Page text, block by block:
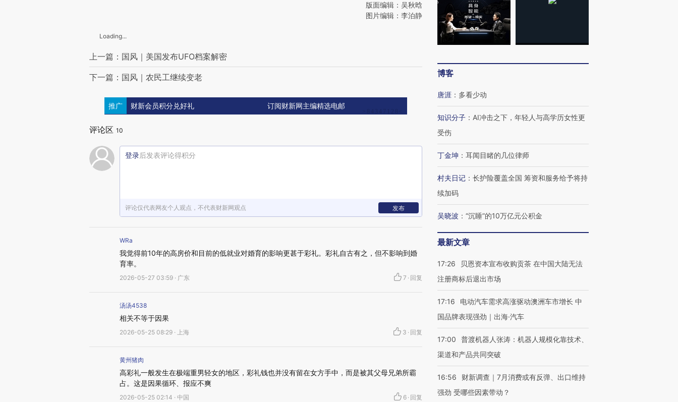
版面编辑：吴秋晗
图片编辑：李泊静
Loading...
上一篇：国风｜美国发布UFO档案解密
下一篇：国风｜农民工继续变老
推广 财新会员积分兑好礼 订阅财新网主编精选电邮
评论区 10
登录后发表评论得积分
评论仅代表网友个人观点，不代表财新网观点 发布
WRa
我觉得前10年的高房价和目前的低就业对婚育的影响更甚于彩礼。彩礼自古有之，但不影响到婚
育率。
2026-05-27 03:59 · 广东 7 · 回复
汤汤4538
相关不等于因果
2026-05-25 08:29 · 上海 3 · 回复
黄州猪肉
高彩礼一般发生在极端重男轻女的地区，彩礼钱也并没有留在女方手中，而是被其父母兄弟所霸
占。这是因果循环、报应不爽
2026-05-25 02:14 · 中国 6 · 回复
博客
唐涯 ： 多看少动
知识分子 ： AI冲击之下，年轻人与高学历女性更
受伤
丁金坤 ： 耳闻目睹的几位律师
村夫日记 ： 长护险覆盖全国 筹资和服务给予将持
续加码
吴晓波 ： “沉睡”的10万亿元公积金
最新文章
17:26
贝恩资本宣布收购贡茶 在中国大陆无法
注册商标后退出市场
17:16
电动汽车需求高涨驱动澳洲车市增长 中
国品牌表现强劲｜出海·汽车
17:00
普渡机器人张涛：机器人规模化靠技术、
渠道和产品共同突破
16:56
财新调查｜7月消费或有反弹、出口维持
强劲 受哪些因素带动？